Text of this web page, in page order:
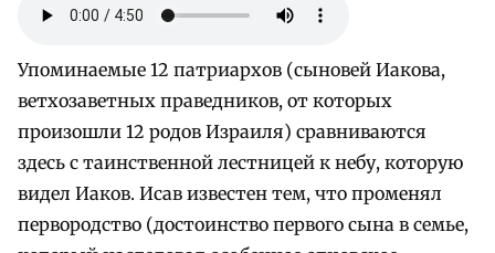
Упоминаемые 12 патриархов (сыновей Иакова,
ветхозаветных праведников, от которых
произошли 12 родов Израиля) сравниваются
здесь с таинственной лестницей к небу, которую
видел Иаков. Исав известен тем, что променял
первородство (достоинство первого сына в семье,